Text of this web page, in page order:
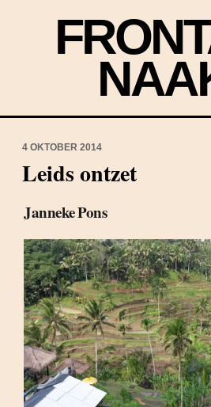
4 OKTOBER 2014
Leids ontzet
Janneke Pons